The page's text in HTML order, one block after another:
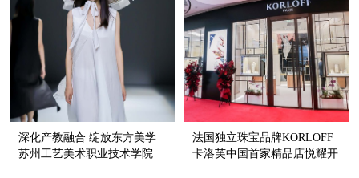
深化产教融合 绽放东方美学
苏州工艺美术职业技术学院
法国独立珠宝品牌KORLOFF
卡洛芙中国首家精品店悦耀开